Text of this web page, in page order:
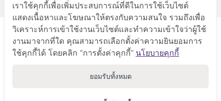
ลูกค้าสัมพันธ์
045-281999
เราใช้คุกกี้เพื่อเพิ่มประสบการณ์ที่ดีในการใช้เว็บไซต์
แสดงเนื้อหาและโฆษณาให้ตรงกับความสนใจ รวมถึงเพื่อ
วิเคราะห์การเข้าใช้งานเว็บไซต์และทำความเข้าใจว่าผู้ใช้
งานมาจากที่ใด คุณสามารถเลือกตั้งค่าความยินยอมการ
ใช้คุกกี้ได้ โดยคลิก “การตั้งค่าคุกกี้” นโยบายคุกกี้
ยอมรับทั้งหมด